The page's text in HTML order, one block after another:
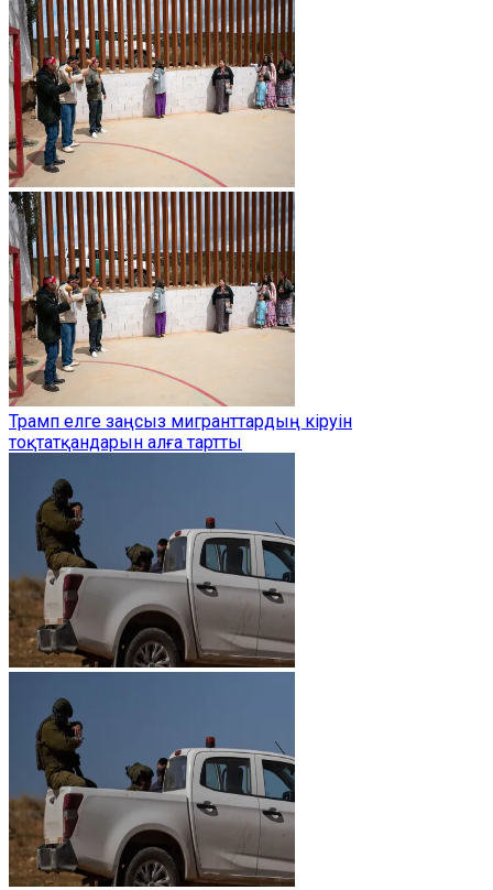
Трамп елге заңсыз мигранттардың кіруін
тоқтатқандарын алға тартты